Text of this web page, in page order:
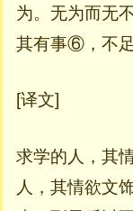
为。无为而无
其有事⑥，不足
[译文]
求学的人，其
人，其情欲文